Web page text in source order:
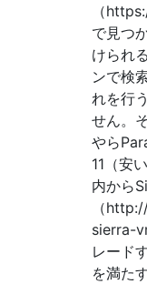
（
で見つ
けられ
ンで検
れを行
せん。
やら
11（安
内から
（
sierra-
レード
を満た